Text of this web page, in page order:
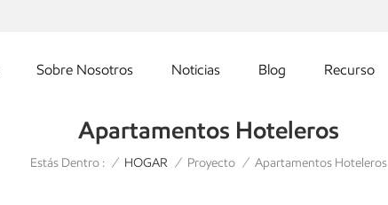
Sobre Nosotros Noticias Blog Recurso
Apartamentos Hoteleros
Estás Dentro : / HOGAR / Proyecto / Apartamentos Hoteleros